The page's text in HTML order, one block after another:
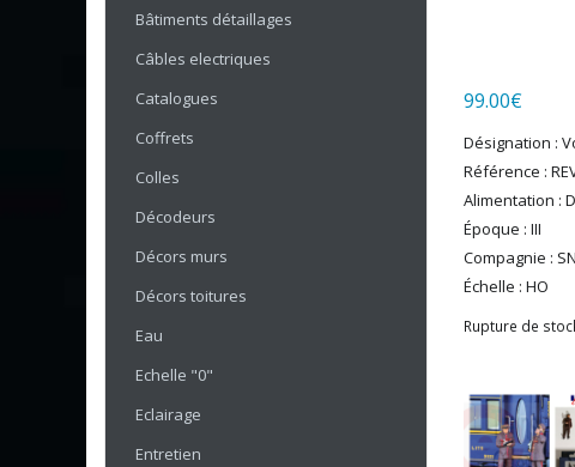
Bâtiments détaillages
Câbles electriques
Catalogues
Coffrets
Colles
Décodeurs
Décors murs
Décors toitures
Eau
Echelle "0"
Eclairage
Entretien
99.00€
Désignation :
Référence :
Alimentation :
Époque : III
Compagnie :
Échelle : HO
Rupture de